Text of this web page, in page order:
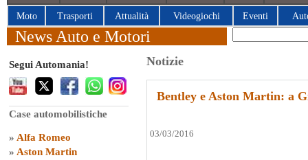
Moto Trasporti Attualità Videogiochi Eventi
News Auto e Motori
Segui Automania!
Case automobilistiche
» Alfa Romeo
» Aston Martin
Notizie
Bentley e Aston Martin: a
03/03/2016